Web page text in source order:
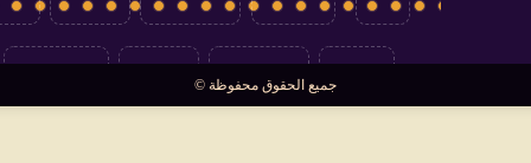
العالم سوشيال
جميع الحقوق محفوظة ©